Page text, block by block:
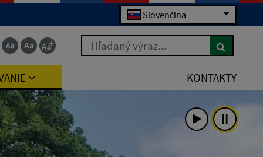
Slovenčina
Hľadaný výraz...
KONTAKTY